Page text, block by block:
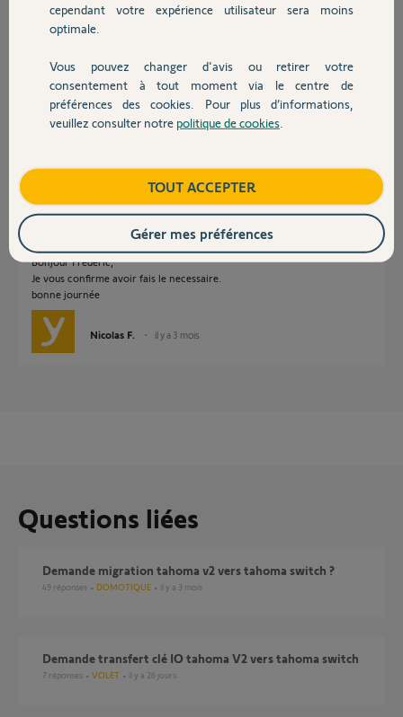
Devis avec un pro
Contact
Bonjour
Je viens d’associer Somfy Protect avec la Switch, je l’ai préalablement
supprimé de mon ancienne installation V2.
Il reste uniquement l’intégration de mes 3 volets Velux à faire
Merci pour votre retour sur l’intégration de la clé IO
il y a 3 mois
Bonjour Frederic,
Je vous confirme avoir fais le necessaire.
bonne journée
Nicolas F. il y a 3 mois
Questions liées
demande migration tahoma v2 vers tahoma switch ?
49 réponses DOMOTIQUE il y a 3 mois
Demande transfert clé IO tahoma V2 vers tahoma switch
7 réponses VOLET il y a 26 jours
cependant votre expérience utilisateur sera moins
optimale.
Vous pouvez changer d'avis ou retirer votre
consentement à tout moment via le centre de
préférences des cookies. Pour plus d’informations,
veuillez consulter notre politique de cookies
TOUT ACCEPTER
Gérer mes préférences